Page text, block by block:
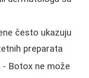
često ukazuju
preparata
- Botox ne može